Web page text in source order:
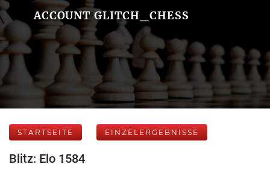
ACCOUNT GLITCH_CHESS
STARTSEITE EINZELERGEBNISSE
Blitz: Elo 1584